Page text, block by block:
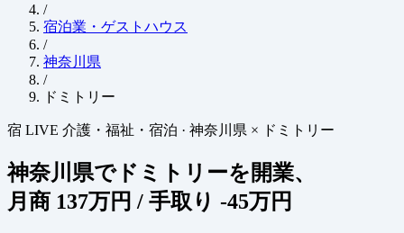
/
宿泊業・ゲストハウス
/
神奈川県
/
ドミトリー
宿 LIVE 介護・福祉・宿泊 · 神奈川県 × ドミトリー
神奈川県でドミトリーを開業、
月商 137万円 / 手取り -45万円